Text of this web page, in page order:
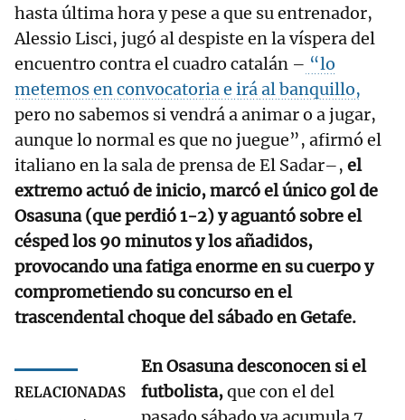
hasta última hora y pese a que su entrenador,
Alessio Lisci, jugó al despiste en la víspera del
encuentro contra el cuadro catalán – “lo
metemos en convocatoria e irá al banquillo,
pero no sabemos si vendrá a animar o a jugar,
aunque lo normal es que no juegue”, afirmó el
italiano en la sala de prensa de El Sadar–, el
extremo actuó de inicio, marcó el único gol de
Osasuna (que perdió 1-2) y aguantó sobre el
césped los 90 minutos y los añadidos,
provocando una fatiga enorme en su cuerpo y
comprometiendo su concurso en el
trascendental choque del sábado en Getafe.
RELACIONADAS
En Osasuna desconocen si el
futbolista,que con el del